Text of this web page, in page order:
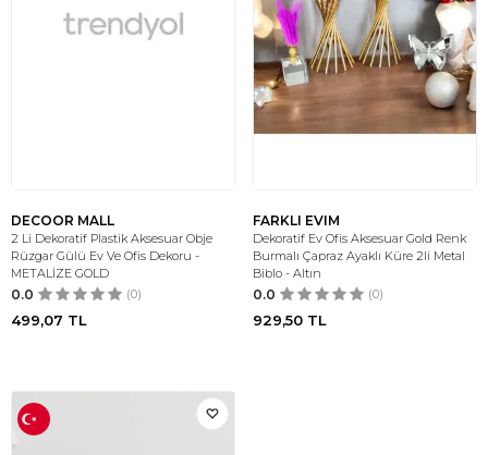
DECOOR MALL
2 Li Dekoratif Plastik Aksesuar Obje
Rüzgar Gülü Ev Ve Ofis Dekoru -
METALİZE GOLD
0.0 (0)
499,07 TL
FARKLI EVIM
Dekoratif Ev Ofis Aksesuar Gold Renk
Burmalı Çapraz Ayaklı Küre 2li Metal
Biblo - Altın
0.0 (0)
929,50 TL